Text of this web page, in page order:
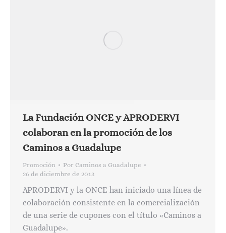
La Fundación ONCE y APRODERVI
colaboran en la promoción de los
Caminos a Guadalupe
Promoción Por Caminos a Guadalupe
26 de diciembre de 2013
APRODERVI y la ONCE han iniciado una línea de
colaboración consistente en la comercialización
de una serie de cupones con el título «Caminos a
Guadalupe».